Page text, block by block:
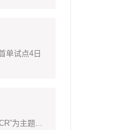
单试点4日
为主题...